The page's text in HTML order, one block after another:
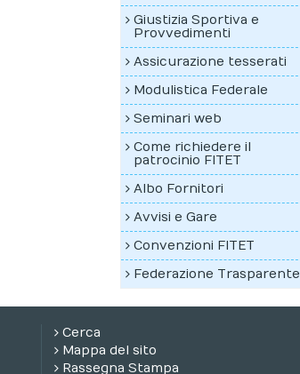
Giustizia Sportiva e
Provvedimenti
Assicurazione tesserati
Modulistica Federale
Seminari web
Come richiedere il
patrocinio FITET
Albo Fornitori
Avvisi e Gare
Convenzioni FITET
Federazione Trasparente
Cerca
Mappa del sito
Rassegna Stampa